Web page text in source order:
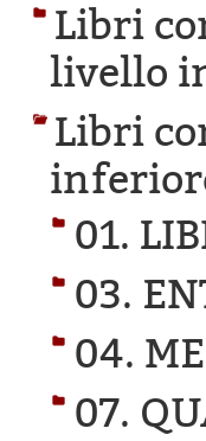
Libri
livello
Libri
01.
03.
04.
07.